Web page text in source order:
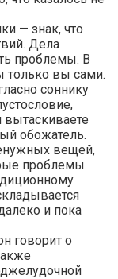
— знак, что
Дела
проблемы. В
только вы сами.
соннику
обожатель.
вещей,
проблемы.
и пока
говорит о